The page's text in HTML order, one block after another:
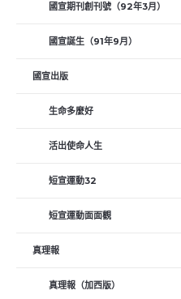
國宣期刊創刊號（92年3月）
國宣誕生（91年9月）
國宣出版
生命多麼好
活出使命人生
短宣運動32
短宣運動面面觀
真理報
真理報（加西版）